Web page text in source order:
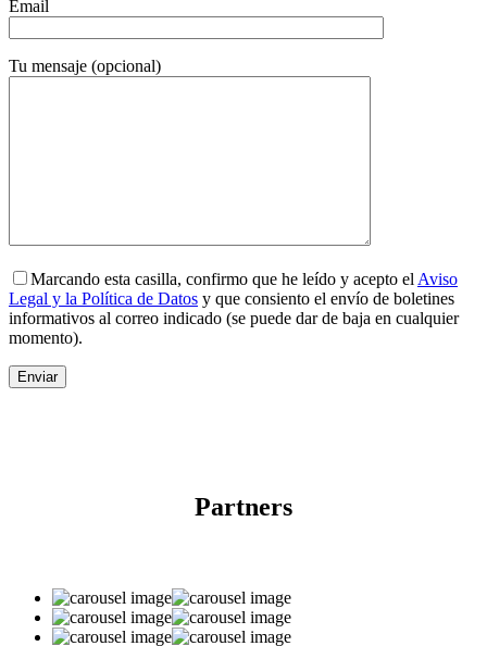
Email
Tu mensaje (opcional)
Marcando esta casilla, confirmo que he leído y acepto el Aviso
Legal y la Política de Datos y que consiento el envío de boletines
informativos al correo indicado (se puede dar de baja en cualquier
momento).
Partners